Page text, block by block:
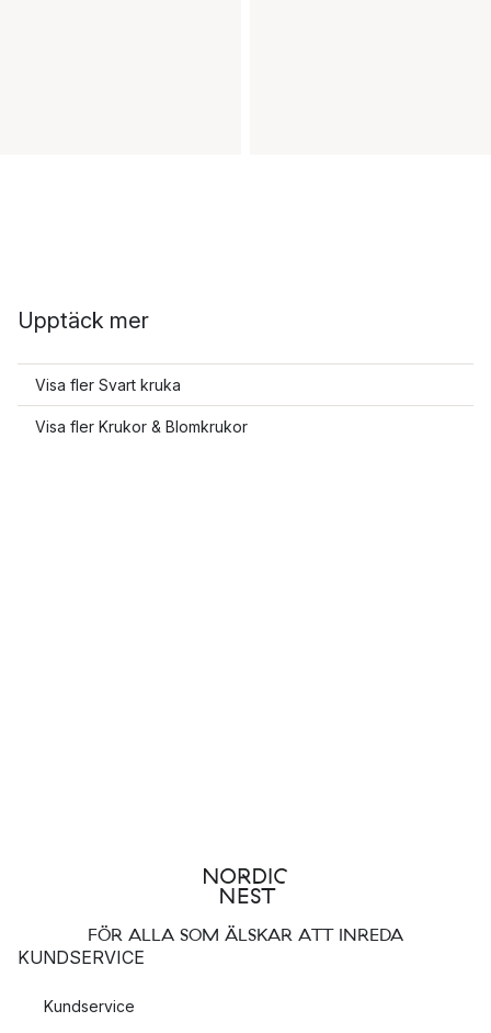
Upptäck mer
Visa fler Svart kruka
Visa fler Krukor & Blomkrukor
FÖR ALLA SOM ÄLSKAR ATT INREDA
KUNDSERVICE
Kundservice